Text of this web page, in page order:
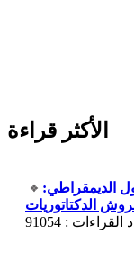
الأكثر قراءة
الديمقراطي:
الدكتاتوريات
: 91054